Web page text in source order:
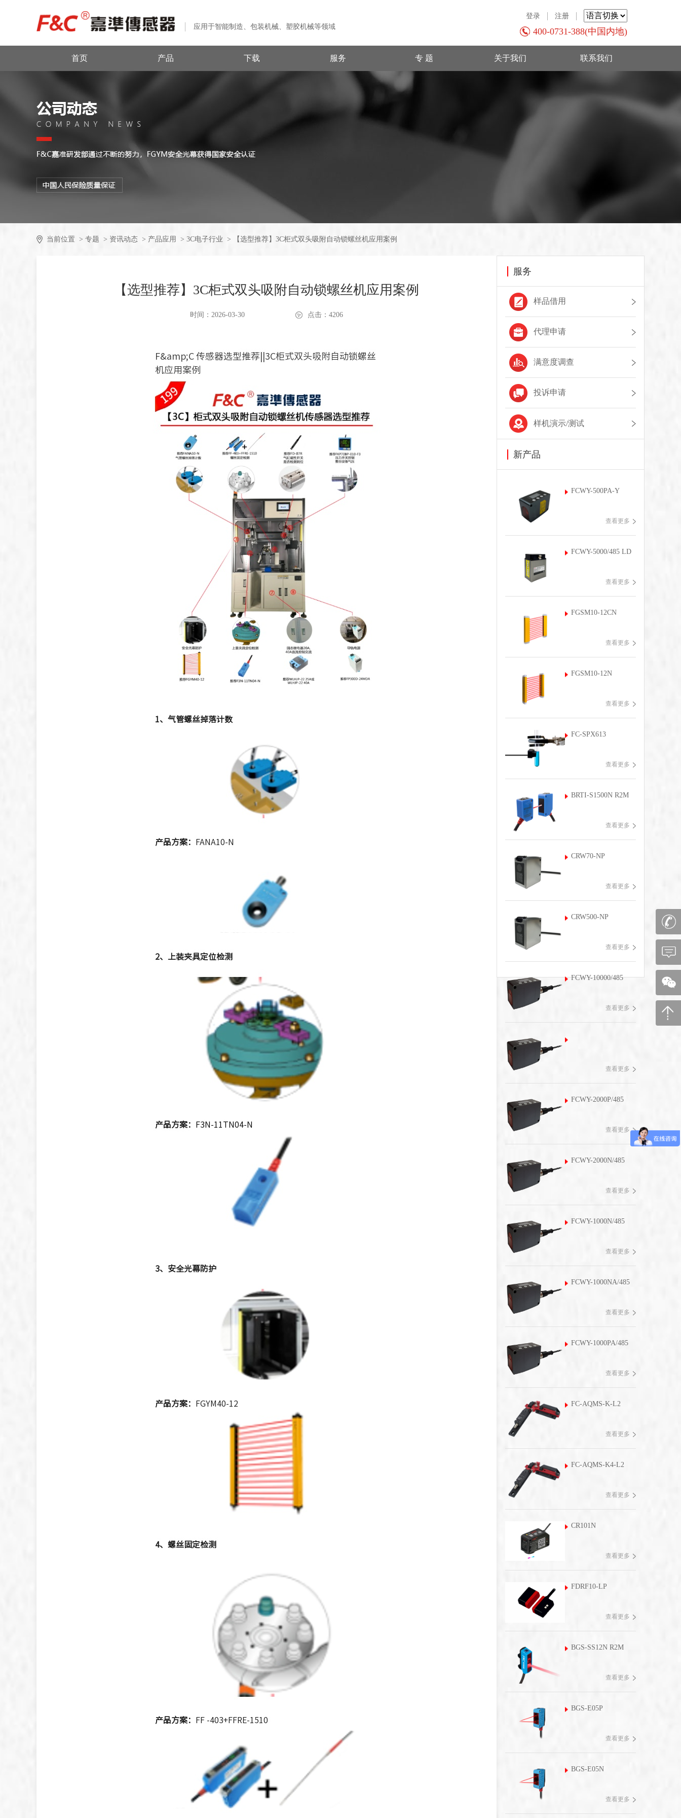
应用于智能制造、包装机械、塑胶机械等领域
登录 注册
400-0731-388(中国内地)
首页 产品 下载 服务 专 题 关于我们 联系我们
当前位置 > 专题 > 资讯动态 > 产品应用 > 3C电子行业 > 【选型推荐】3C柜式双头吸附自动锁螺丝机应用案例
【选型推荐】3C柜式双头吸附自动锁螺丝机应用案例
时间：2026-03-30 点击：4206
服务
样品借用
代理申请
满意度调查
投诉申请
样机演示/测试
新产品
FCWY-500PA-Y
查看更多
FCWY-5000/485 LD
查看更多
FGSM10-12CN
查看更多
FGSM10-12N
查看更多
FC-SPX613
查看更多
BRTI-S1500N R2M
查看更多
CRW70-NP
查看更多
CRW500-NP
查看更多
FCWY-10000/485
查看更多
查看更多
FCWY-2000P/485
查看更多
FCWY-2000N/485
查看更多
FCWY-1000N/485
查看更多
FCWY-1000NA/485
查看更多
FCWY-1000PA/485
查看更多
FC-AQMS-K-L2
查看更多
FC-AQMS-K4-L2
查看更多
CR101N
查看更多
FDRF10-LP
查看更多
BGS-SS12N R2M
查看更多
BGS-E05P
查看更多
BGS-E05N
查看更多